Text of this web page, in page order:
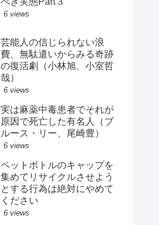
6 views
芸能人の信じられない浪
費、無駄遣いからみる奇跡
の復活劇（小林旭、小室哲
哉）
6 views
実は麻薬中毒患者でそれが
原因で死亡した有名人（ブ
ルース・リー、尾崎豊）
6 views
ペットボトルのキャップを
集めてリサイクルさせよう
とする行為は絶対にやめて
ください
6 views